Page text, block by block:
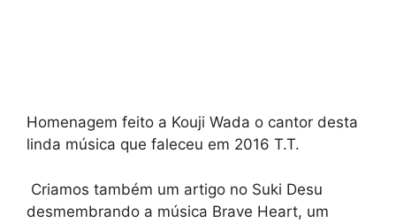
Homenagem feito a Kouji Wada o cantor desta
linda música que faleceu em 2016 T.T.
Criamos também um artigo no Suki Desu
desmembrando a música Brave Heart, um